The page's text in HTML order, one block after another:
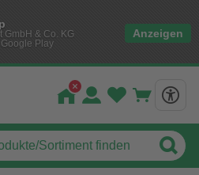
GmbH & Co. KG
Play
Anzeigen